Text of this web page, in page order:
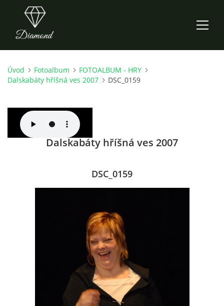
ÚVOD
O NÁS
KDY, KDE A CO HRAJEME
VIDEOZÁZNAMY Z HER
Úvod Fotoalbum
FOTOALBUM - HRY
Dalskabáty hříšná ves 2007
DSC_0159
Dalskabáty hříšná ves 2007
DSC_0159